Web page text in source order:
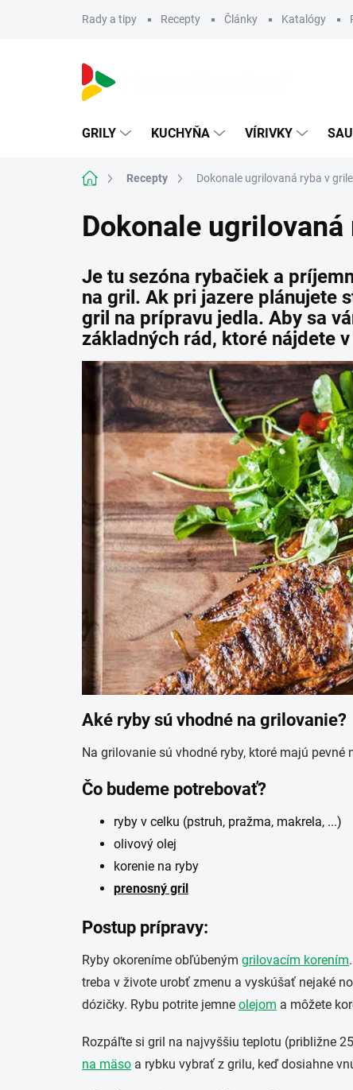
Rady a tipy Recepty Články Katalógy
GRILY KUCHYŇA VÍRIVKY
DomovRecepty Dokonale ugrilovaná ryba v grile
Dokonale
Je tu sezóna rybačiek a
na gril. Ak pri jazere plánujete
gril na prípravu jedla. Aby sa
základných rád, ktoré nájdete
Aké ryby sú vhodné na grilovanie?
Na grilovanie sú vhodné ryby, ktoré majú
Čo budeme potrebovať?
ryby v celku (pstruh, pražma, makrela, ...)
olivový olej
korenie na ryby
prenosný gril
Postup prípravy:
Ryby okoreníme obľúbeným grilovacím korením
treba v živote urobť zmenu a vyskúšať nejaké
dózičky. Rybu potrite jemne olejom a môžete
Rozpáľte si gril na najvyššiu teplotu (približne
na mäso a rybku vybrať z grilu, keď dosiahne